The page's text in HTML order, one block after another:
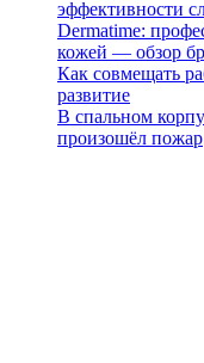
эффективности
Dermatime:
кожей — обзор
Как совмещать
развитие
В спальном
произошёл пожар